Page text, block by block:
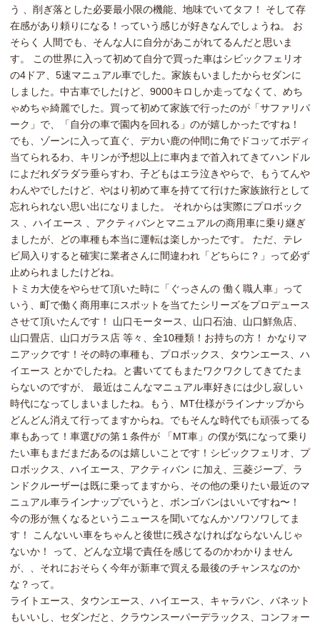
う 、削ぎ落とした必要最小限の機能、地味でいてタフ！ そして存
在感があり頼りになる！っていう感じが好きなんでしょうね。 お
そらく 人間でも、そんな人に自分があこがれてるんだと思いま
す。 この世界に入って初めて自分で買った車はシビックフェリオ
の4ドア、5速マニュアル車でした。家族もいましたからセダンに
しました。中古車でしたけど、9000キロしか走ってなくて、めち
ゃめちゃ綺麗でした。買って初めて家族で行ったのが「サファリパ
ーク」で、「自分の車で園内を回れる」のが嬉しかったですね！
でも、ゾーンに入って直ぐ、デカい鹿の仲間に角でドコッてボディ
当てられるわ、キリンが予想以上に車内まで首入れてきてハンドル
によだれダラダラ垂らすわ、子どもはエラ泣きやらで、もうてんや
わんやでしたけど、やはり初めて車を持てて行けた家族旅行として
忘れられない思い出になりました。 それからは実際にプロボック
ス 、ハイエース 、アクティバンとマニュアルの商用車に乗り継ぎ
ましたが、どの車種も本当に運転は楽しかったです。 ただ、テレ
ビ局入りすると確実に業者さんに間違われ「どちらに？」って必ず
止められましたけどね。
トミカ大使をやらせて頂いた時に「ぐっさんの 働く職人車」って
いう、町で働く商用車にスポットを当てたシリーズをプロデュース
させて頂いたんです！ 山口モータース、山口石油、山口鮮魚店、
山口畳店、山口ガラス店 等々、全10種類！お持ちの方！ かなりマ
ニアックです！その時の車種も、プロボックス、タウンエース、ハ
イエース とかでしたね。と書いててもまたワクワクしてきてたま
らないのですが、 最近はこんなマニュアル車好きには少し寂しい
時代になってしまいましたね。もう、MT仕様がラインナップから
どんどん消えて行ってますからね。でもそんな時代でも頑張ってる
車もあって！車選びの第１条件が 「MT車」の僕が気になって乗り
たい車もまだまだあるのは嬉しいことです！シビックフェリオ、プ
ロボックス、ハイエース、アクティバン に加え、三菱ジープ、ラ
ンドクルーザーは既に乗ってますから、その他の乗りたい最近のマ
ニュアル車ラインナップでいうと、ボンゴバンはいいですね〜！
今の形が無くなるというニュースを聞いてなんかソワソワしてま
す！ こんないい車をちゃんと後世に残さなければならないんじゃ
ないか！ って、どんな立場で責任を感じてるのかわかりません
が、、それにおそらく今年が新車で買える最後のチャンスなのか
な？って。
ライトエース、タウンエース、ハイエース、キャラバン、バネット
もいいし、セダンだと、クラウンスーパーデラックス、コンフォー